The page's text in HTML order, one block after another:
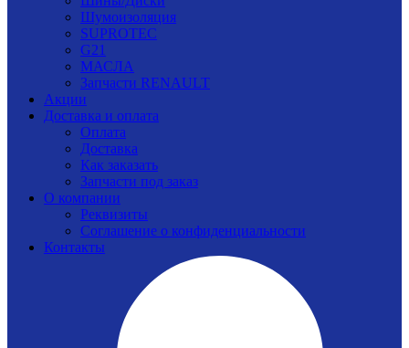
Шумоизоляция
SUPROTEC
G21
МАСЛА
Запчасти RENAULT
Акции
Доставка и оплата
Оплата
Доставка
Как заказать
Запчасти под заказ
О компании
Реквизиты
Соглашение о конфиденциальности
Контакты